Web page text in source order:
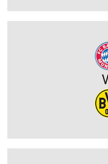
Wielkie zwycięstwo Jagiellonii.
fatalnym ciosie na początku
Wylosowano pary I rundy Pucharu
na rywali z PKO BP Ekstraklasy!
gwiazdą mistrza Francji